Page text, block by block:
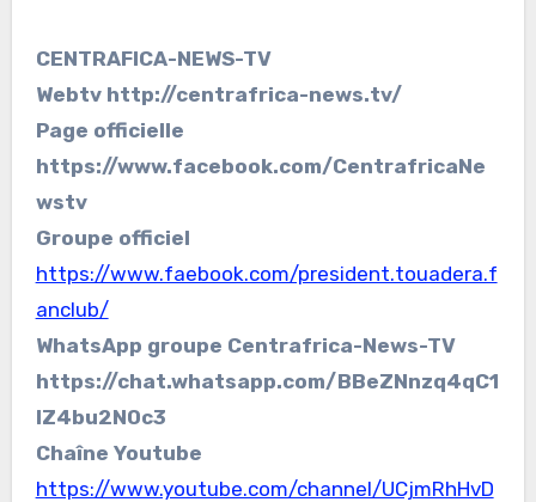
CENTRAFICA-NEWS-TV
Webtv http://centrafrica-news.tv/
Page officielle
https://www.facebook.com/CentrafricaNe
wstv
Groupe officiel
https://www.faebook.com/president.touadera.f
anclub/
WhatsApp groupe Centrafrica-News-TV
https://chat.whatsapp.com/BBeZNnzq4qC1
lZ4bu2N0c3
Chaîne Youtube
https://www.youtube.com/channel/UCjmRhHvD